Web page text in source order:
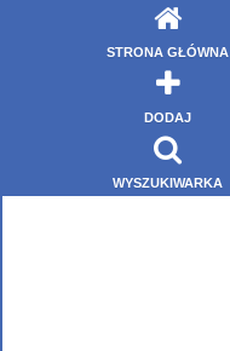
STRONA GŁÓWNA
DODAJ
WYSZUKIWARKA